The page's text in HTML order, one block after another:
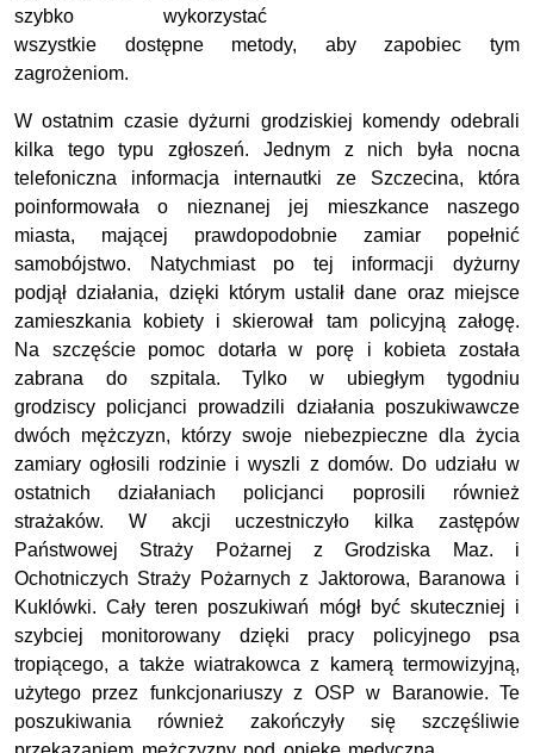
szybko wykorzystać
wszystkie dostępne metody, aby zapobiec tym
zagrożeniom.
W ostatnim czasie dyżurni grodziskiej komendy odebrali
kilka tego typu zgłoszeń. Jednym z nich była nocna
telefoniczna informacja internautki ze Szczecina, która
poinformowała o nieznanej jej mieszkance naszego
miasta, mającej prawdopodobnie zamiar popełnić
samobójstwo. Natychmiast po tej informacji dyżurny
podjął działania, dzięki którym ustalił dane oraz miejsce
zamieszkania kobiety i skierował tam policyjną załogę.
Na szczęście pomoc dotarła w porę i kobieta została
zabrana do szpitala. Tylko w ubiegłym tygodniu
grodziscy policjanci prowadzili działania poszukiwawcze
dwóch mężczyzn, którzy swoje niebezpieczne dla życia
zamiary ogłosili rodzinie i wyszli z domów. Do udziału w
ostatnich działaniach policjanci poprosili również
strażaków. W akcji uczestniczyło kilka zastępów
Państwowej Straży Pożarnej z Grodziska Maz. i
Ochotniczych Straży Pożarnych z Jaktorowa, Baranowa i
Kuklówki. Cały teren poszukiwań mógł być skuteczniej i
szybciej monitorowany dzięki pracy policyjnego psa
tropiącego, a także wiatrakowca z kamerą termowizyjną,
użytego przez funkcjonariuszy z OSP w Baranowie. Te
poszukiwania również zakończyły się szczęśliwie